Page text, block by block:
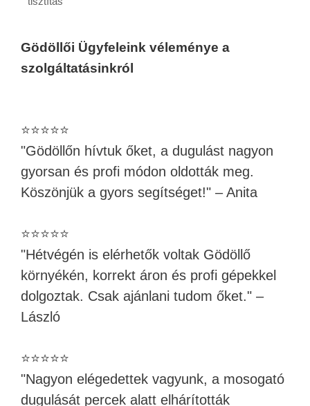
Gödöllői Ügyfeleink véleménye a
szolgáltatásinkról
⭐⭐⭐⭐⭐
"Gödöllőn hívtuk őket, a dugulást nagyon
gyorsan és profi módon oldották meg.
Köszönjük a gyors segítséget!" – Anita
⭐⭐⭐⭐⭐
"Hétvégén is elérhetők voltak Gödöllő
környékén, korrekt áron és profi gépekkel
dolgoztak. Csak ajánlani tudom őket." –
László
⭐⭐⭐⭐⭐
"Nagyon elégedettek vagyunk, a mosogató
dugulását percek alatt elhárították